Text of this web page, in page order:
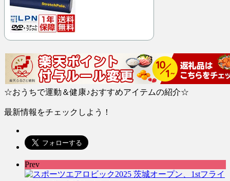
☆おうちで運動＆健康♪おすすめアイテムの紹介☆
最新情報をチェックしよう！
Prev